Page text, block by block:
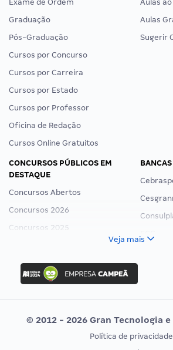
Exame de Ordem
Graduação
Pós-Graduação
Cursos por Concurso
Cursos por Carreira
Cursos por Estado
Cursos por Professor
Oficina de Redação
Cursos Online Gratuitos
Aulas
Aulas
Sugerir
CONCURSOS PÚBLICOS EM
DESTAQUE
Concursos Abertos
Concursos 2026
Concursos 2025
Concurso Nacional Unificado
Concurso Ibama
Concurso MPU
Editais publicados
Vunesp
CONCURSOS POR PROFISSÃO EXAME
Veja mais
© 2012 - 2026 Gran Tecnologia e
Política de privacidade